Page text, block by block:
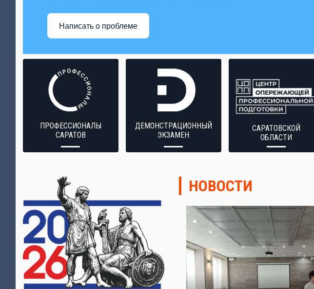
Написать о проблеме
ПРОФЕССИОНАЛЫ
САРАТОВ
ДЕМОНСТРАЦИОННЫЙ
ЭКЗАМЕН
САРАТОВСКОЙ
ОБЛАСТИ
НОВОСТИ